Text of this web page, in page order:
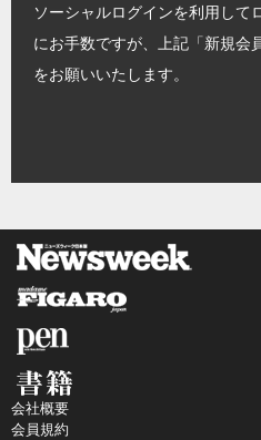
ソーシャルログインを利用して
にお手数ですが、上記「新規会
をお願いいたします。
会社概要
会員規約